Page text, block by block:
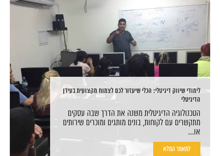
לימודי שיווק דיגיטלי: הכלי שיעזור לכם לצמוח מקצועית בעידן
הדיגיטלי
הטכנולוגיה הדיגיטלית משנה את הדרך שבה עסקים
מתקשרים עם לקוחות, בונים מותגים ומוכרים שירותים
או...
למאמר המלא